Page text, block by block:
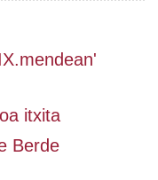
itxita
Berde